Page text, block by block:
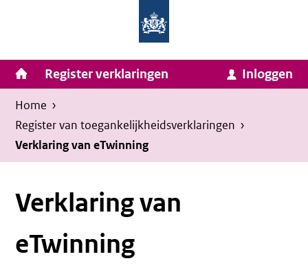
inhoud
van
Zaken
en
Koninkrijksrelaties
Homepage
van
Invulassistent
Toegankelijkheidsverklaring
Toegankelijkheidsverklaring
Hoofdnavigatie
Register verklaringen Inloggen
Kruimelpad
U
bevindt
zich
hier:
Home ›
Register van toegankelijkheids­verklaringen ›
Verklaring van eTwinning
Verklaring van
eTwinning